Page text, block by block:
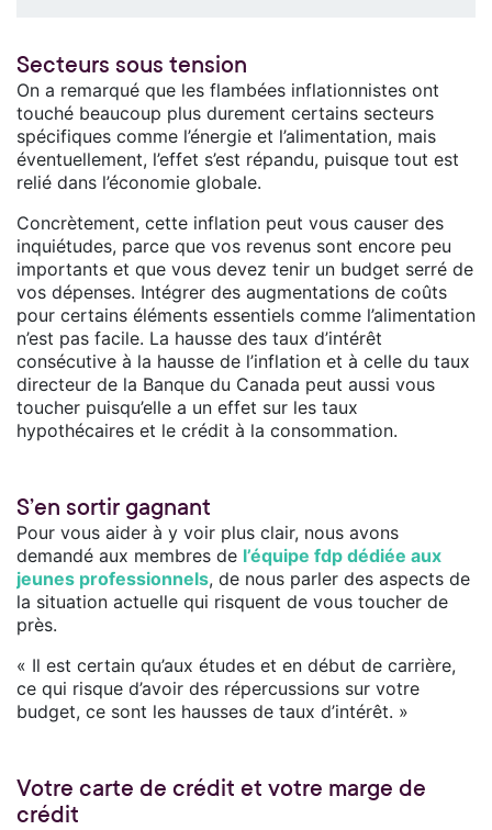
Secteurs sous tension
On a remarqué que les flambées inflationnistes ont
touché beaucoup plus durement certains secteurs
spécifiques comme l’énergie et l’alimentation, mais
éventuellement, l’effet s’est répandu, puisque tout est
relié dans l’économie globale.
Concrètement, cette inflation peut vous causer des
inquiétudes, parce que vos revenus sont encore peu
importants et que vous devez tenir un budget serré de
vos dépenses. Intégrer des augmentations de coûts
pour certains éléments essentiels comme l’alimentation
n’est pas facile. La hausse des taux d’intérêt
consécutive à la hausse de l’inflation et à celle du taux
directeur de la Banque du Canada peut aussi vous
toucher puisqu’elle a un effet sur les taux
hypothécaires et le crédit à la consommation.
S’en sortir gagnant
Pour vous aider à y voir plus clair, nous avons
demandé aux membres de l’équipe fdp dédiée aux
jeunes professionnels, de nous parler des aspects de
la situation actuelle qui risquent de vous toucher de
près.
« Il est certain qu’aux études et en début de carrière,
ce qui risque d’avoir des répercussions sur votre
budget, ce sont les hausses de taux d’intérêt. »
Votre carte de crédit et votre marge de
crédit